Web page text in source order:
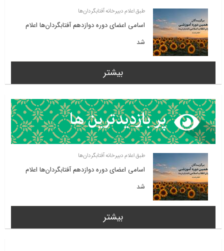
طبق اعلام دبیرخانه آفتابگردان‌ها
اسامی اعضای دوره دوازدهم آفتابگردان‌ها اعلام
شد
بیشتر
طبق اعلام دبیرخانه آفتابگردان‌ها
اسامی اعضای دوره دوازدهم آفتابگردان‌ها اعلام
شد
بیشتر